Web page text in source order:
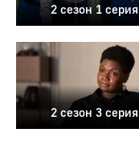
2 сезон 1 серия
2 сезон 3 серия